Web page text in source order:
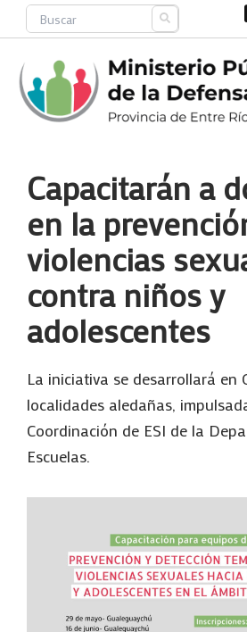
Search
Capacitarán a
en la
violencias
contra niños y
adolescentes
La iniciativa se desarrollará en
localidades aledañas,
Coordinación de ESI de la
Escuelas.